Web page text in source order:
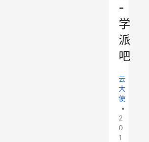
-
学
派
吧
云
大
使
•
2
0
1